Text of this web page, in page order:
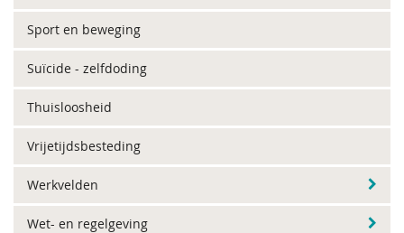
Sport en beweging
Suïcide - zelfdoding
Thuisloosheid
Vrijetijdsbesteding
Werkvelden
Wet- en regelgeving